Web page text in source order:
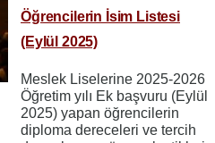
Öğrencilerin İsim Listesi
(Eylül 2025)
Meslek Liselerine 2025-2026
Öğretim yılı Ek başvuru (Eylül
2025) yapan öğrencilerin
diploma dereceleri ve tercih